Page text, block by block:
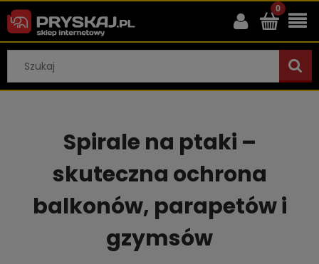
Spirale na ptaki –
skuteczna ochrona
balkonów, parapetów i
gzymsów